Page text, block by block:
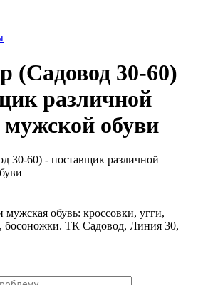
(Садовод 30-60)
различной
обуви
мужская обувь: кроссовки, угги,
босоножки. ТК Садовод, Линия 30,